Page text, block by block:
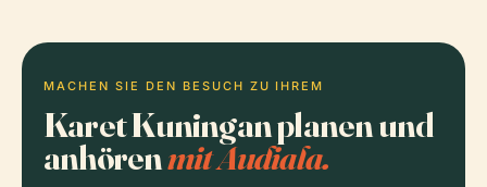
MACHEN SIE DEN BESUCH ZU IHREM
Karet Kuningan planen und
anhörenmit Audiala.